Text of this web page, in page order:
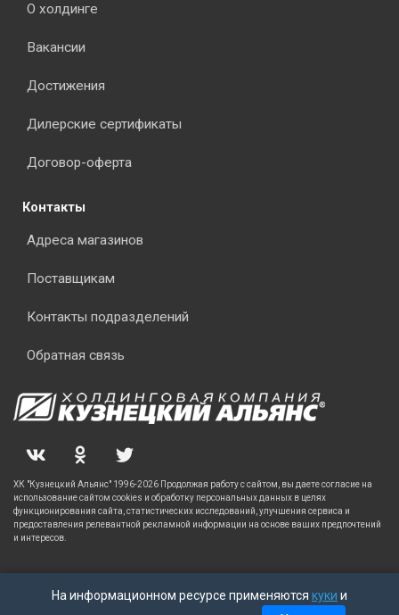
На информационном ресурсе применяются куки и
О холдинге
Вакансии
Достижения
Дилерские сертификаты
Договор-оферта
Контакты
Адреса магазинов
Поставщикам
Контакты подразделений
Обратная связь
ХК "Кузнецкий Альянс" 1996-2026 Продолжая работу с сайтом, вы даете согласие на
использование сайтом cookies и обработку персональных данных в целях
функционирования сайта, статистических исследований, улучшения сервиса и
предоставления релевантной рекламной информации на основе ваших предпочтений
и интересов.